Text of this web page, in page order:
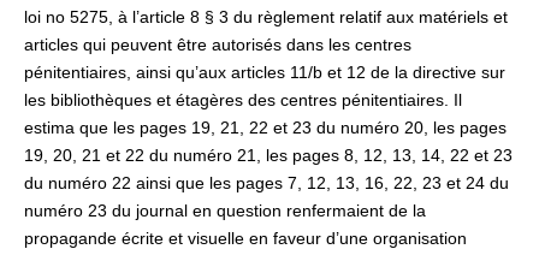
loi no 5275, à l’article 8 § 3 du règlement relatif aux matériels et
articles qui peuvent être autorisés dans les centres
pénitentiaires, ainsi qu’aux articles 11/b et 12 de la directive sur
les bibliothèques et étagères des centres pénitentiaires. Il
estima que les pages 19, 21, 22 et 23 du numéro 20, les pages
19, 20, 21 et 22 du numéro 21, les pages 8, 12, 13, 14, 22 et 23
du numéro 22 ainsi que les pages 7, 12, 13, 16, 22, 23 et 24 du
numéro 23 du journal en question renfermaient de la
propagande écrite et visuelle en faveur d’une organisation